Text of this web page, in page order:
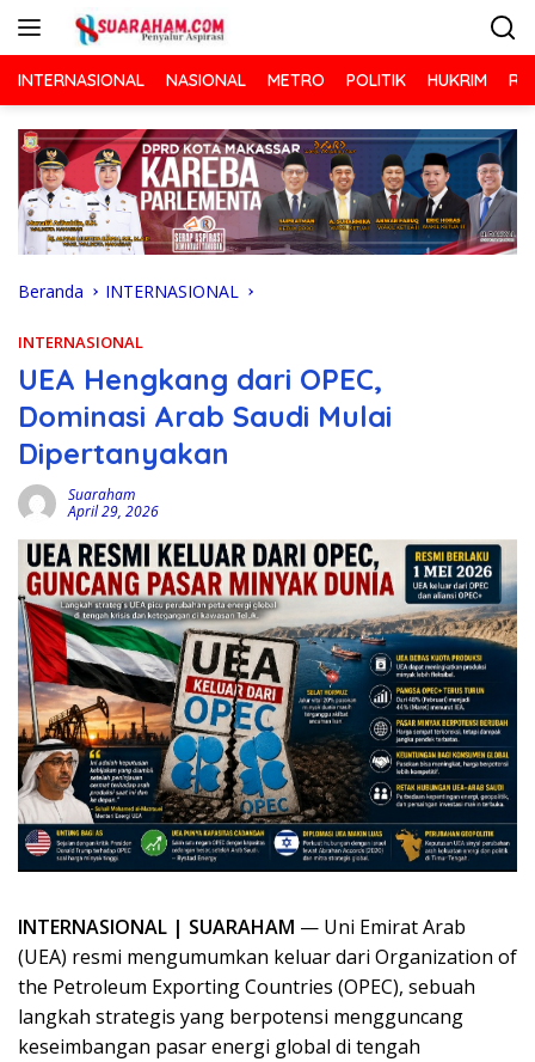
INTERNASIONAL NASIONAL METRO POLITIK HUKRIM
Beranda INTERNASIONAL
INTERNASIONAL
UEA Hengkang dari OPEC,
Dominasi Arab Saudi Mulai
Dipertanyakan
Suaraham
April 29, 2026
INTERNASIONAL | SUARAHAM — Uni Emirat Arab
(UEA) resmi mengumumkan keluar dari Organization of
the Petroleum Exporting Countries (OPEC), sebuah
langkah strategis yang berpotensi mengguncang
keseimbangan pasar energi global di tengah